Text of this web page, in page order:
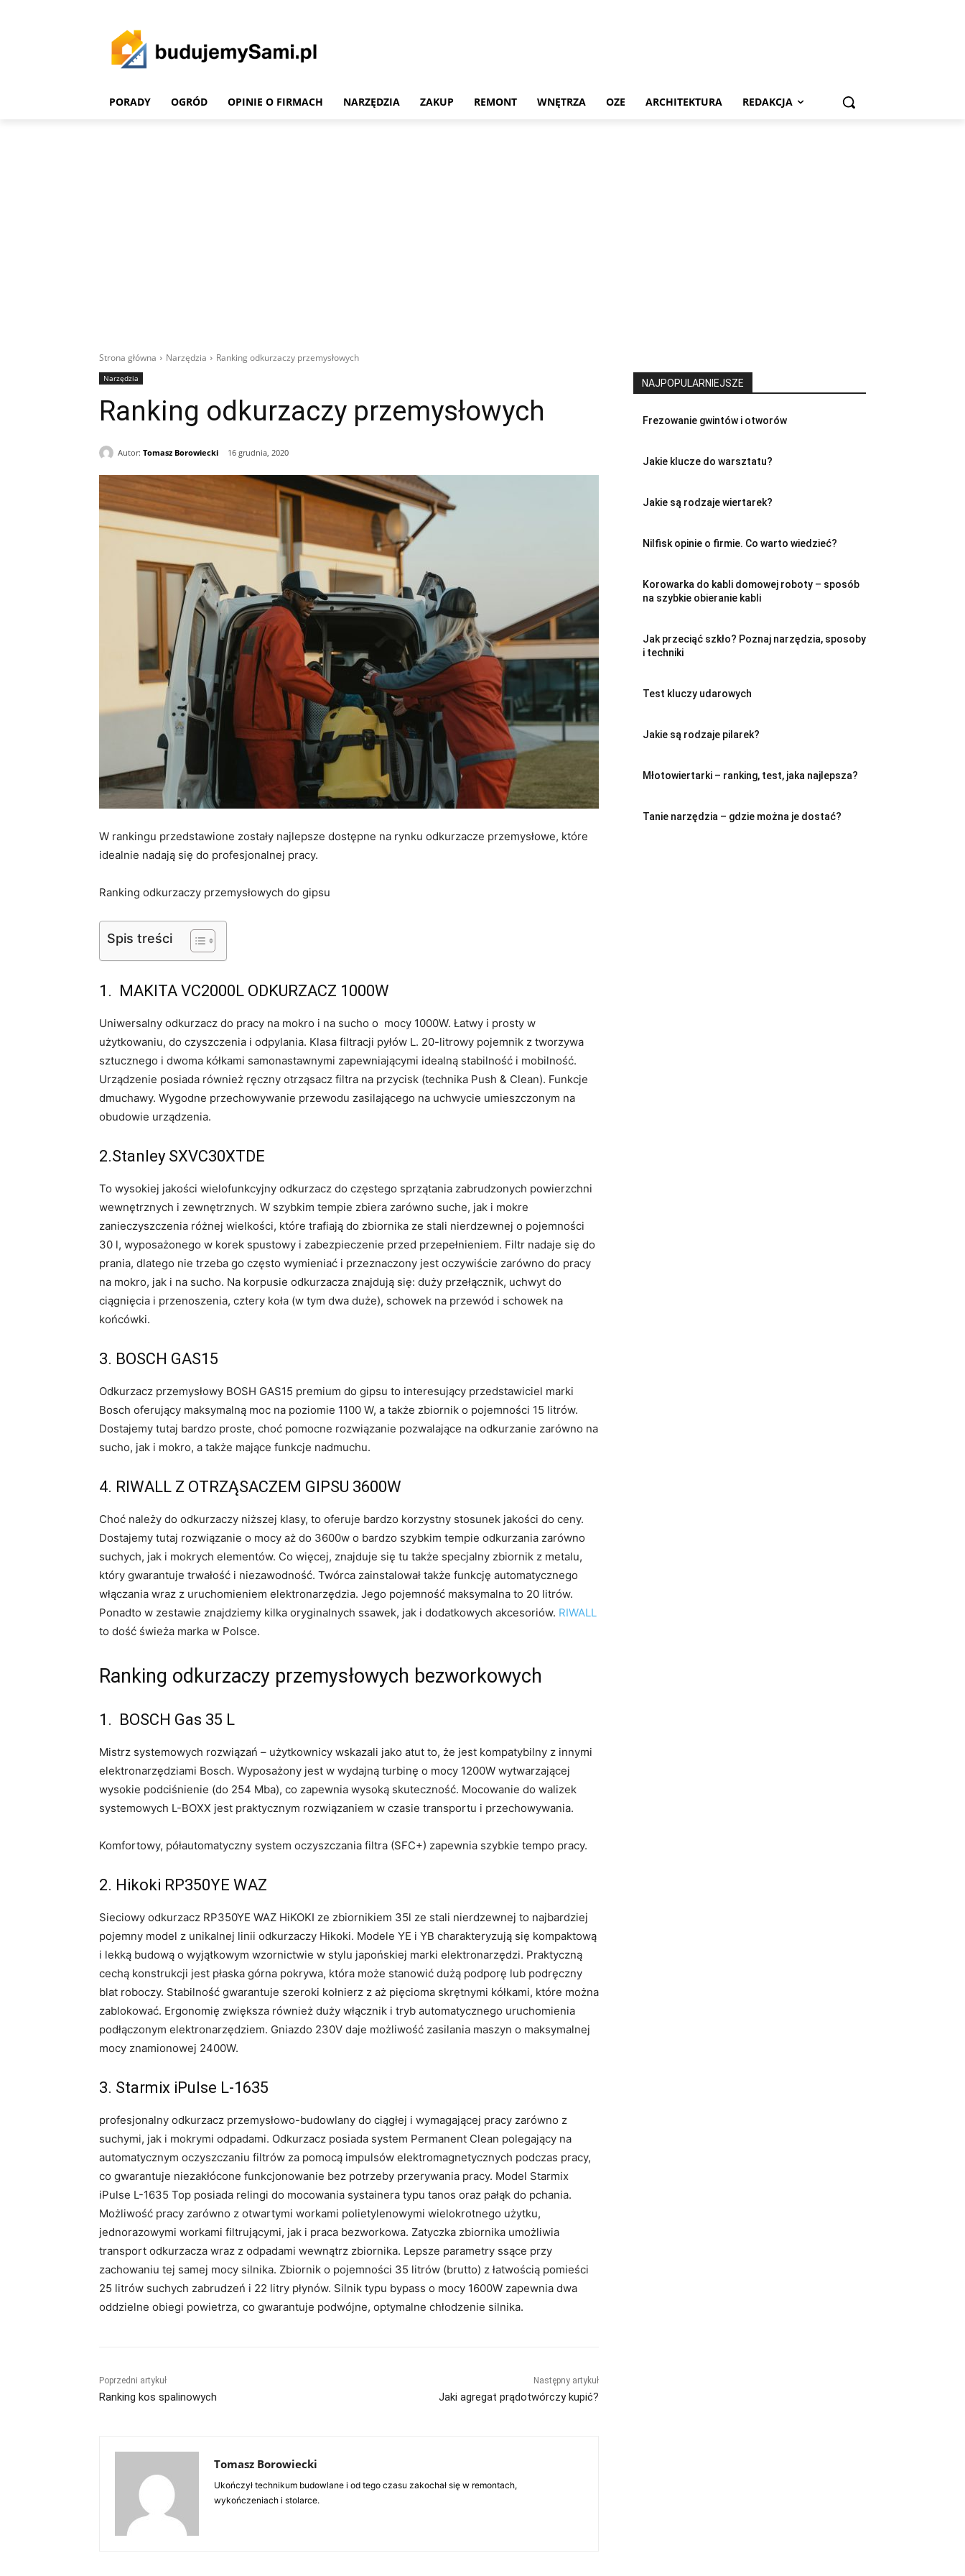
PORADY OGRÓD OPINIE O FIRMACH NARZĘDZIA ZAKUP REMONT WNĘTRZA OZE ARCHITEKTURA REDAKCJA
Strona główna Narzędzia Ranking odkurzaczy przemysłowych
Narzędzia
Ranking odkurzaczy przemysłowych
Autor: Tomasz Borowiecki 16 grudnia, 2020
W rankingu przedstawione zostały najlepsze dostępne na rynku odkurzacze przemysłowe, które
idealnie nadają się do profesjonalnej pracy.
Ranking odkurzaczy przemysłowych do gipsu
Spis treści
1. MAKITA VC2000L ODKURZACZ 1000W
Uniwersalny odkurzacz do pracy na mokro i na sucho o mocy 1000W. Łatwy i prosty w
użytkowaniu, do czyszczenia i odpylania. Klasa filtracji pyłów L. 20-litrowy pojemnik z tworzywa
sztucznego i dwoma kółkami samonastawnymi zapewniającymi idealną stabilność i mobilność.
Urządzenie posiada również ręczny otrząsacz filtra na przycisk (technika Push & Clean). Funkcje
dmuchawy. Wygodne przechowywanie przewodu zasilającego na uchwycie umieszczonym na
obudowie urządzenia.
2.Stanley SXVC30XTDE
To wysokiej jakości wielofunkcyjny odkurzacz do częstego sprzątania zabrudzonych powierzchni
wewnętrznych i zewnętrznych. W szybkim tempie zbiera zarówno suche, jak i mokre
zanieczyszczenia różnej wielkości, które trafiają do zbiornika ze stali nierdzewnej o pojemności
30 l, wyposażonego w korek spustowy i zabezpieczenie przed przepełnieniem. Filtr nadaje się do
prania, dlatego nie trzeba go często wymieniać i przeznaczony jest oczywiście zarówno do pracy
na mokro, jak i na sucho. Na korpusie odkurzacza znajdują się: duży przełącznik, uchwyt do
ciągnięcia i przenoszenia, cztery koła (w tym dwa duże), schowek na przewód i schowek na
końcówki.
3. BOSCH GAS15
Odkurzacz przemysłowy BOSH GAS15 premium do gipsu to interesujący przedstawiciel marki
Bosch oferujący maksymalną moc na poziomie 1100 W, a także zbiornik o pojemności 15 litrów.
Dostajemy tutaj bardzo proste, choć pomocne rozwiązanie pozwalające na odkurzanie zarówno na
sucho, jak i mokro, a także mające funkcje nadmuchu.
4. RIWALL Z OTRZĄSACZEM GIPSU 3600W
Choć należy do odkurzaczy niższej klasy, to oferuje bardzo korzystny stosunek jakości do ceny.
Dostajemy tutaj rozwiązanie o mocy aż do 3600w o bardzo szybkim tempie odkurzania zarówno
suchych, jak i mokrych elementów. Co więcej, znajduje się tu także specjalny zbiornik z metalu,
który gwarantuje trwałość i niezawodność. Twórca zainstalował także funkcję automatycznego
włączania wraz z uruchomieniem elektronarzędzia. Jego pojemność maksymalna to 20 litrów.
Ponadto w zestawie znajdziemy kilka oryginalnych ssawek, jak i dodatkowych akcesoriów. RIWALL
to dość świeża marka w Polsce.
Ranking odkurzaczy przemysłowych bezworkowych
1. BOSCH Gas 35 L
Mistrz systemowych rozwiązań – użytkownicy wskazali jako atut to, że jest kompatybilny z innymi
elektronarzędziami Bosch. Wyposażony jest w wydajną turbinę o mocy 1200W wytwarzającej
wysokie podciśnienie (do 254 Mba), co zapewnia wysoką skuteczność. Mocowanie do walizek
systemowych L-BOXX jest praktycznym rozwiązaniem w czasie transportu i przechowywania.
Komfortowy, półautomatyczny system oczyszczania filtra (SFC+) zapewnia szybkie tempo pracy.
2. Hikoki RP350YE WAZ
Sieciowy odkurzacz RP350YE WAZ HiKOKI ze zbiornikiem 35l ze stali nierdzewnej to najbardziej
pojemny model z unikalnej linii odkurzaczy Hikoki. Modele YE i YB charakteryzują się kompaktową
i lekką budową o wyjątkowym wzornictwie w stylu japońskiej marki elektronarzędzi. Praktyczną
cechą konstrukcji jest płaska górna pokrywa, która może stanowić dużą podporę lub podręczny
blat roboczy. Stabilność gwarantuje szeroki kołnierz z aż pięcioma skrętnymi kółkami, które można
zablokować. Ergonomię zwiększa również duży włącznik i tryb automatycznego uruchomienia
podłączonym elektronarzędziem. Gniazdo 230V daje możliwość zasilania maszyn o maksymalnej
mocy znamionowej 2400W.
3. Starmix iPulse L-1635
profesjonalny odkurzacz przemysłowo-budowlany do ciągłej i wymagającej pracy zarówno z
suchymi, jak i mokrymi odpadami. Odkurzacz posiada system Permanent Clean polegający na
automatycznym oczyszczaniu filtrów za pomocą impulsów elektromagnetycznych podczas pracy,
co gwarantuje niezakłócone funkcjonowanie bez potrzeby przerywania pracy. Model Starmix
iPulse L-1635 Top posiada relingi do mocowania systainera typu tanos oraz pałąk do pchania.
Możliwość pracy zarówno z otwartymi workami polietylenowymi wielokrotnego użytku,
jednorazowymi workami filtrującymi, jak i praca bezworkowa. Zatyczka zbiornika umożliwia
transport odkurzacza wraz z odpadami wewnątrz zbiornika. Lepsze parametry ssące przy
zachowaniu tej samej mocy silnika. Zbiornik o pojemności 35 litrów (brutto) z łatwością pomieści
25 litrów suchych zabrudzeń i 22 litry płynów. Silnik typu bypass o mocy 1600W zapewnia dwa
oddzielne obiegi powietrza, co gwarantuje podwójne, optymalne chłodzenie silnika.
Poprzedni artykuł
Ranking kos spalinowych
Następny artykuł
Jaki agregat prądotwórczy kupić?
Tomasz Borowiecki
Ukończył technikum budowlane i od tego czasu zakochał się w remontach,
wykończeniach i stolarce.
NAJPOPULARNIEJSZE
Frezowanie gwintów i otworów
Jakie klucze do warsztatu?
Jakie są rodzaje wiertarek?
Nilfisk opinie o firmie. Co warto wiedzieć?
Korowarka do kabli domowej roboty – sposób
na szybkie obieranie kabli
Jak przeciąć szkło? Poznaj narzędzia, sposoby
i techniki
Test kluczy udarowych
Jakie są rodzaje pilarek?
Młotowiertarki – ranking, test, jaka najlepsza?
Tanie narzędzia – gdzie można je dostać?